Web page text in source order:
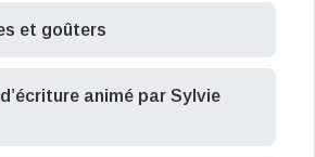
et goûters
animé par Sylvie